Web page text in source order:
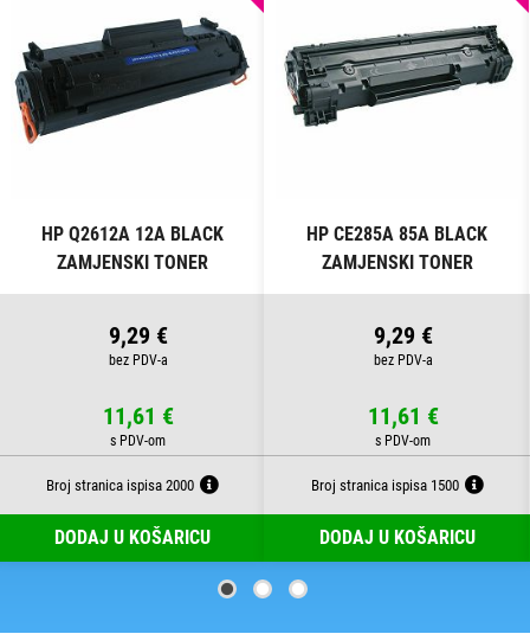
HP Q2612A 12A BLACK
ZAMJENSKI TONER
9,29 €
11,61 €
Broj stranica ispisa 2000
DODAJ U KOŠARICU
HP CE285A 85A BLACK
ZAMJENSKI TONER
9,29 €
11,61 €
Broj stranica ispisa 1500
DODAJ U KOŠARICU